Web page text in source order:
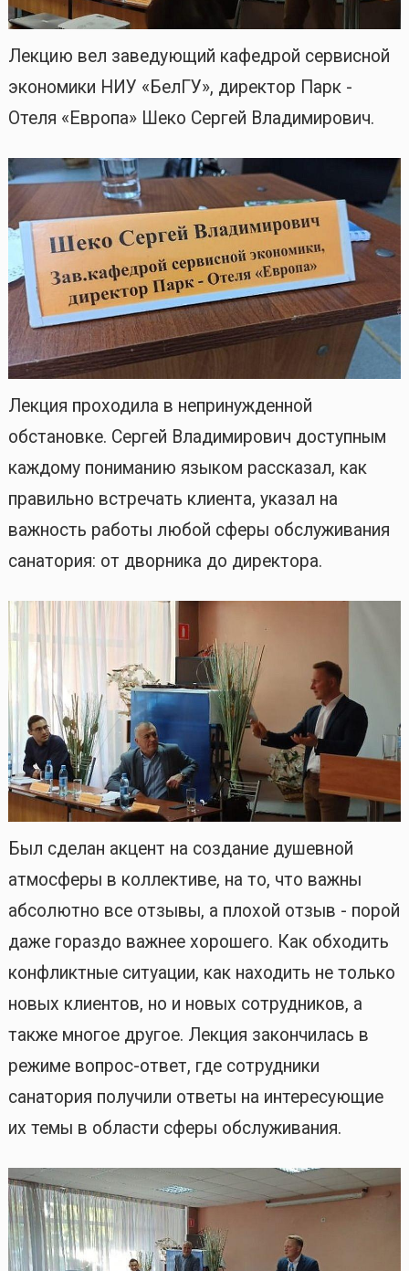
Лекцию вел заведующий кафедрой сервисной
экономики НИУ «БелГУ», директор Парк -
Отеля «Европа» Шеко Сергей Владимирович.
Лекция проходила в непринужденной
обстановке. Сергей Владимирович доступным
каждому пониманию языком рассказал, как
правильно встречать клиента, указал на
важность работы любой сферы обслуживания
санатория: от дворника до директора.
Был сделан акцент на создание душевной
атмосферы в коллективе, на то, что важны
абсолютно все отзывы, а плохой отзыв - порой
даже гораздо важнее хорошего. Как обходить
конфликтные ситуации, как находить не только
новых клиентов, но и новых сотрудников, а
также многое другое. Лекция закончилась в
режиме вопрос-ответ, где сотрудники
санатория получили ответы на интересующие
их темы в области сферы обслуживания.